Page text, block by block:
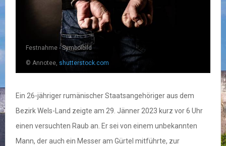
Festnahme - Symbolbild
© Annotee, shutterstock.com
Ein 26-jähriger rumänischer Staatsangehöriger aus dem
Bezirk Wels-Land zeigte am 29. Jänner 2023 kurz vor 6 Uhr
einen versuchten Raub an. Er sei von einem unbekannten
Mann, der auch ein Messer am Gürtel mitführte, zur